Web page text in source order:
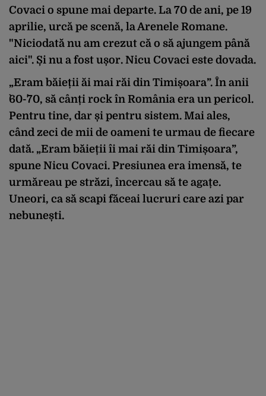
Covaci o spune mai departe. La 70 de ani, pe 19
aprilie, urcă pe scenă, la Arenele Romane.
"Niciodată nu am crezut că o să ajungem până
aici". Și nu a fost ușor. Nicu Covaci este dovada.
„Eram băieții ăi mai răi din Timișoara”. În anii
`60-`70, să cânți rock în România era un pericol.
Pentru tine, dar și pentru sistem. Mai ales,
când zeci de mii de oameni te urmau de fiecare
dată. „Eram băieții îi mai răi din Timișoara”,
spune Nicu Covaci. Presiunea era imensă, te
urmăreau pe străzi, încercau să te agațe.
Uneori, ca să scapi făceai lucruri care azi par
nebunești.